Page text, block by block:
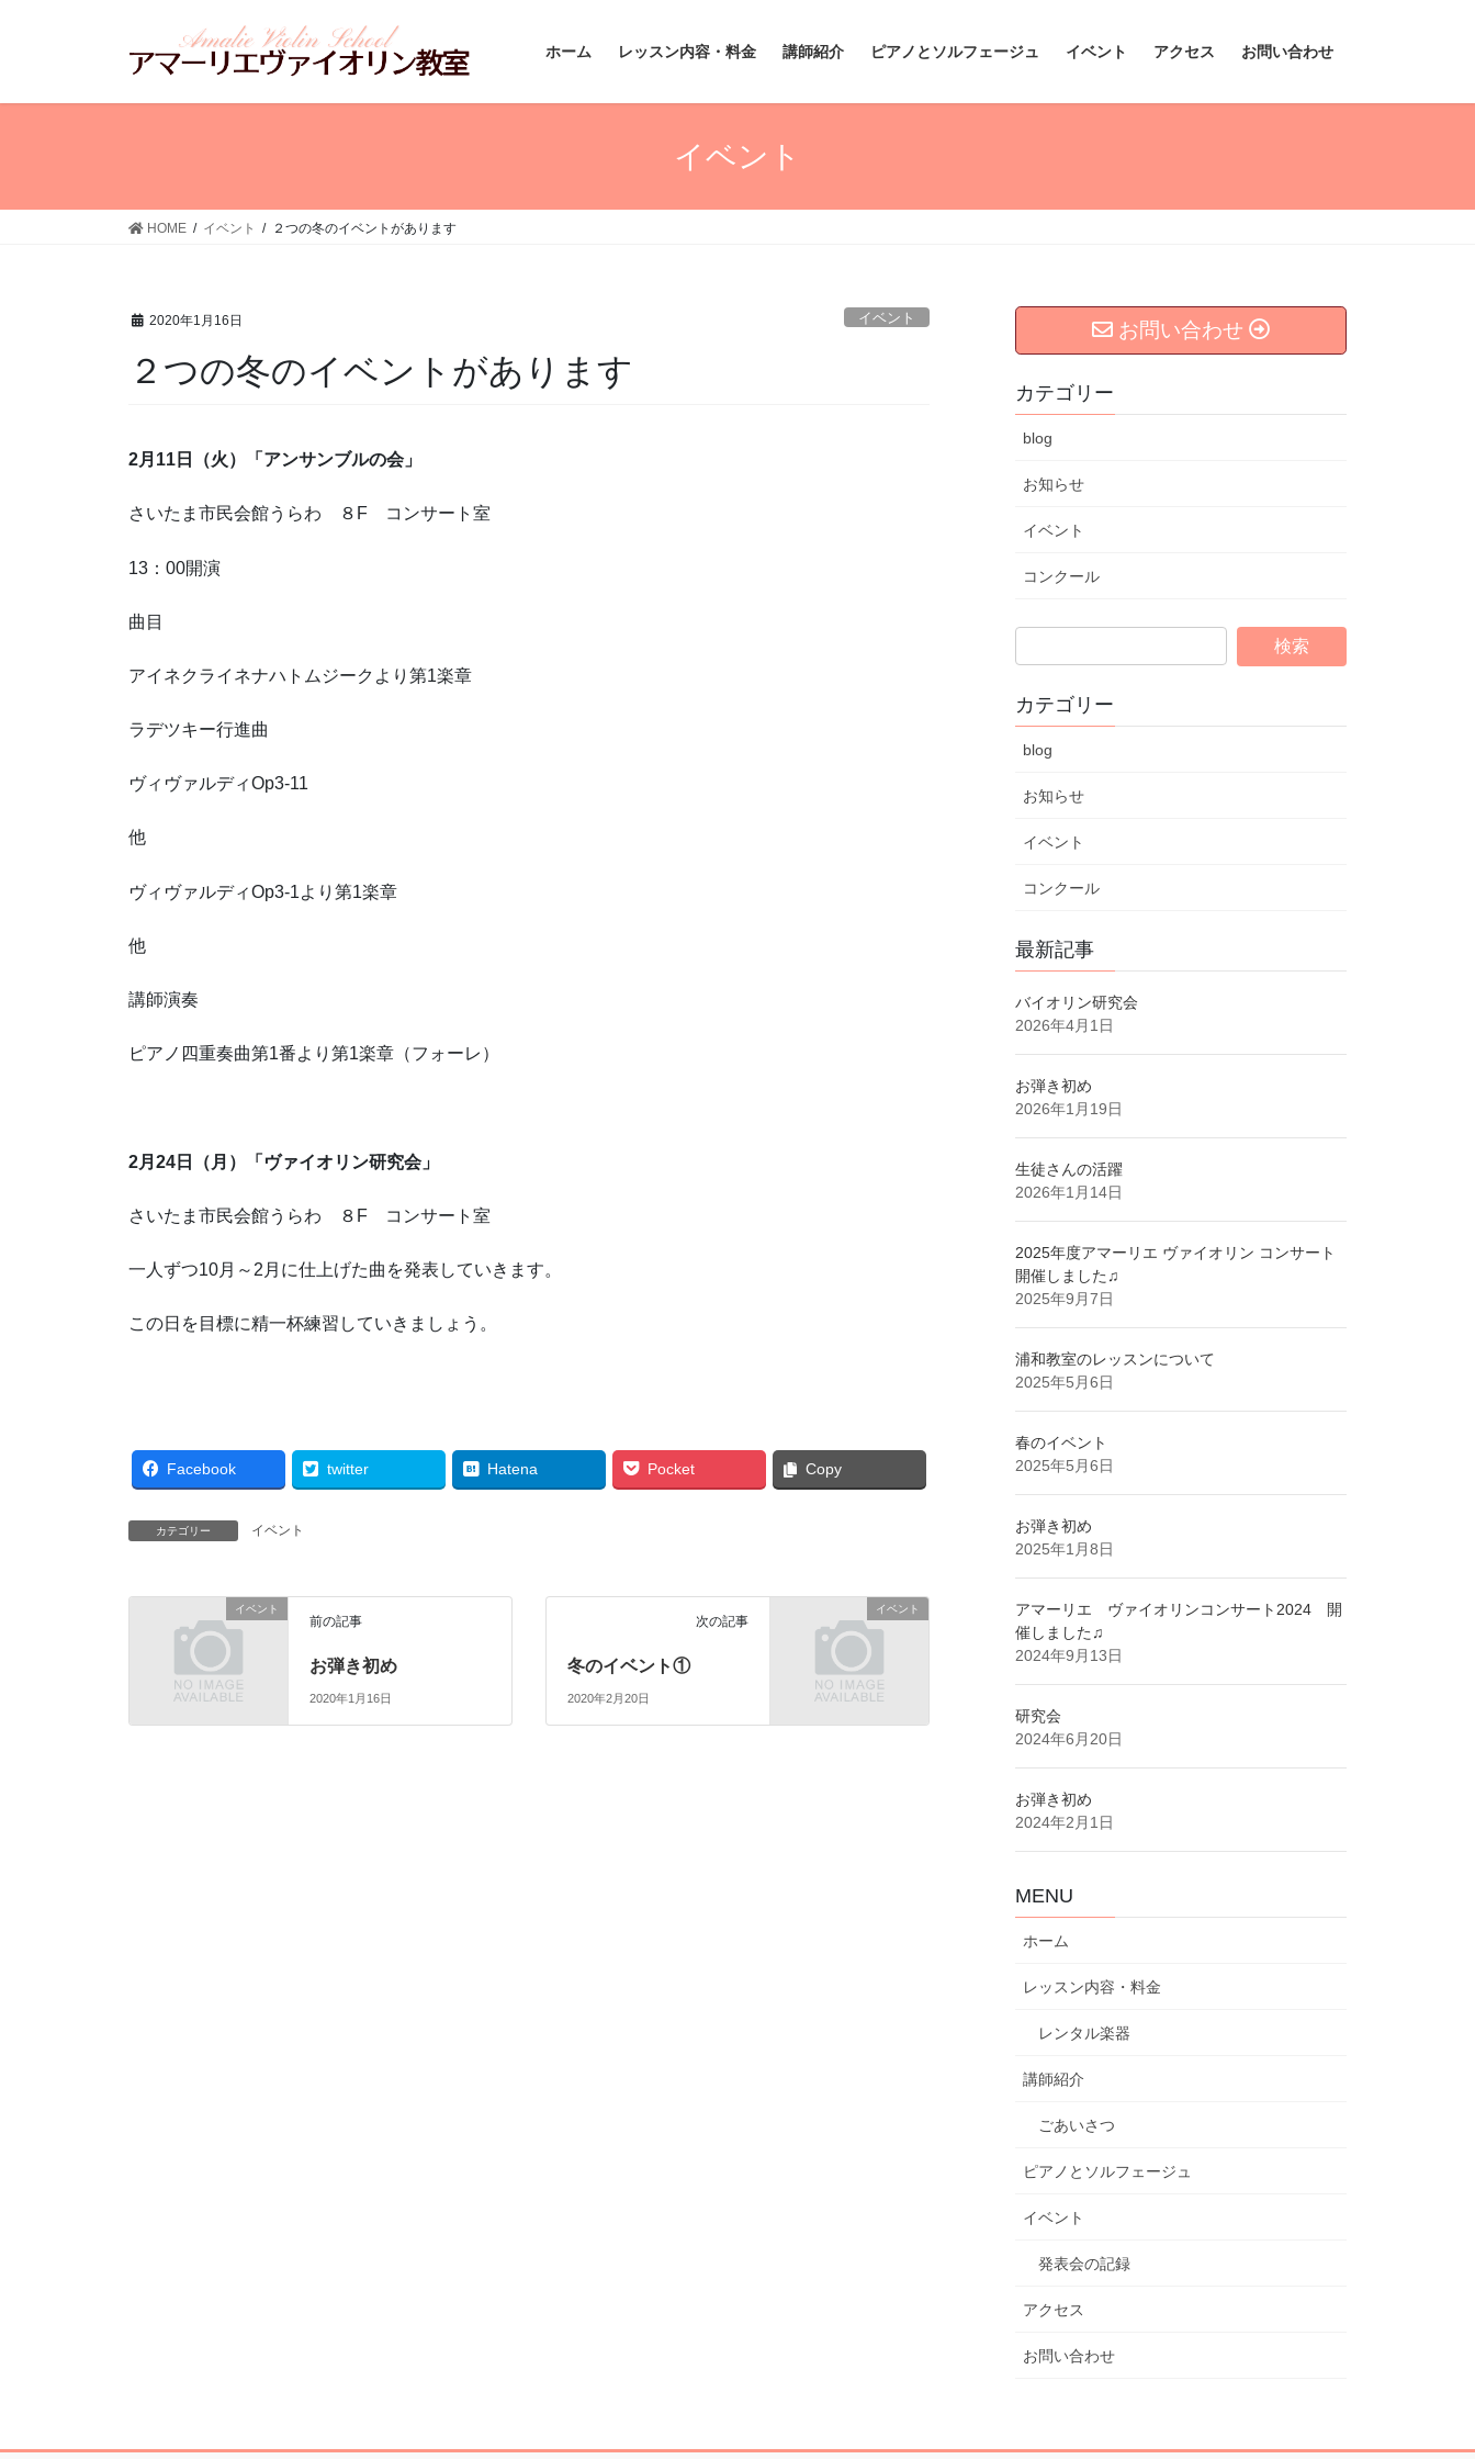
ホーム レッスン内容・料金 講師紹介 ピアノとソルフェージュ イベント アクセス お問い合わせ
イベント
HOME イベント ２つの冬のイベントがあります
2020年1月16日 イベント
２つの冬のイベントがあります
2月11日（火）「アンサンブルの会」
さいたま市民会館うらわ ８F コンサート室
13：00開演
曲目
アイネクライネナハトムジークより第1楽章
ラデツキー行進曲
ヴィヴァルディOp3-11
他
ヴィヴァルディOp3-1より第1楽章
他
講師演奏
ピアノ四重奏曲第1番より第1楽章（フォーレ）
2月24日（月）「ヴァイオリン研究会」
さいたま市民会館うらわ ８F コンサート室
一人ずつ10月～2月に仕上げた曲を発表していきます。
この日を目標に精一杯練習していきましょう。
Facebook twitter Hatena Pocket Copy
カテゴリー イベント
イベント
前の記事
お弾き初め
2020年1月16日
イベント
次の記事
冬のイベント①
2020年2月20日
お問い合わせ
カテゴリー
blog
お知らせ
イベント
コンクール
カテゴリー
blog
お知らせ
イベント
コンクール
最新記事
バイオリン研究会
2026年4月1日
お弾き初め
2026年1月19日
生徒さんの活躍
2026年1月14日
2025年度アマーリエ ヴァイオリン コンサート
開催しました♫
2025年9月7日
浦和教室のレッスンについて
2025年5月6日
春のイベント
2025年5月6日
お弾き初め
2025年1月8日
アマーリエ ヴァイオリンコンサート2024 開
催しました♫
2024年9月13日
研究会
2024年6月20日
お弾き初め
2024年2月1日
MENU
ホーム
レッスン内容・料金
レンタル楽器
講師紹介
ごあいさつ
ピアノとソルフェージュ
イベント
発表会の記録
アクセス
お問い合わせ